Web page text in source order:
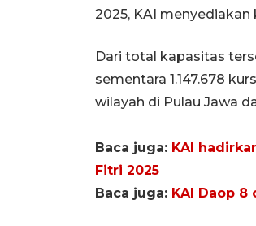
2025, KAI
Dari total kapasitas
sementara 1.147.678
wilayah di Pulau Jawa
Baca juga: KAI
Fitri 2025
Baca juga: KAI Daop